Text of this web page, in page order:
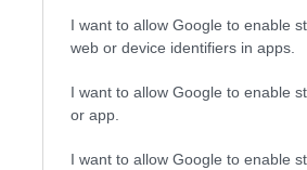
I want to allow Google to enable
web or device identifiers in apps.
I want to allow Google to enable
or app.
I want to allow Google to enable